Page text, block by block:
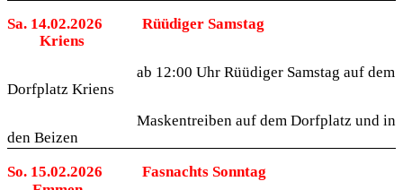
Sa. 14.02.2026
Rüüdiger Samstag
Kriens
ab 12:00 Uhr Rüüdiger Samstag auf dem
Dorfplatz Kriens
Maskentreiben auf dem Dorfplatz und in
den Beizen
So. 15.02.2026
Fasnachts Sonntag